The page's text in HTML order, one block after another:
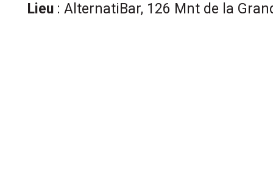
Lieu : AlternatiBar, 126 Mnt de la